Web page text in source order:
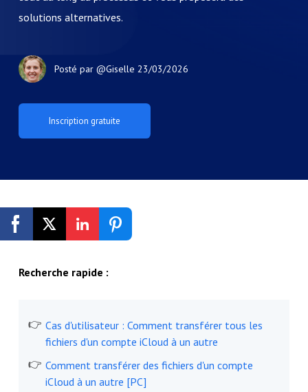
solutions alternatives.
Posté par @Giselle 23/03/2026
Recherche rapide :
Cas d'utilisateur : Comment transférer tous les
fichiers d'un compte iCloud à un autre
Comment transférer des fichiers d'un compte
iCloud à un autre [PC]